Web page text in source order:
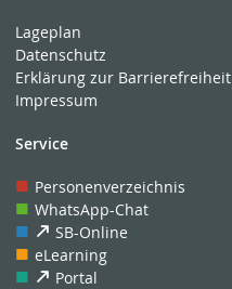
Lageplan
Datenschutz
Erklärung zur Barrierefreiheit
Impressum
Service
Personenverzeichnis
WhatsApp-Chat
SB-Online
eLearning
Portal